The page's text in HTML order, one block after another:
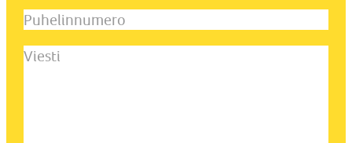
Puhelinnumero
Viesti